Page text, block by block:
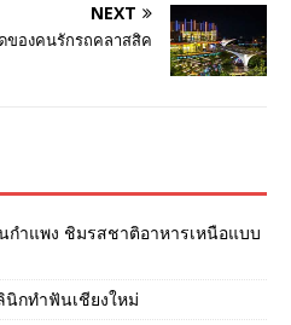
NEXT
ของคนรักรถคลาสสิค
ำแพง ชิมรสชาติอาหารเหนือแบบ
กทำฟันเชียงใหม่